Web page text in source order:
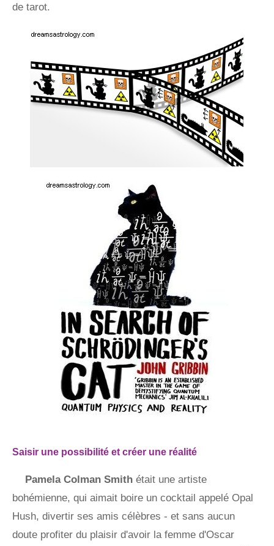
de tarot.
Saisir une possibilité et créer une réalité
Pamela Colman Smith était une artiste
bohémienne, qui aimait boire un cocktail appelé Opal
Hush, divertir ses amis célèbres - et sans aucun
doute profiter du plaisir d'avoir la femme d'Oscar